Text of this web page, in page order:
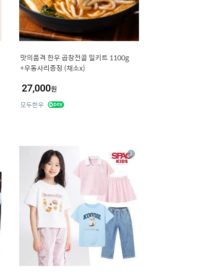
맛의품격 한우 곱창전골 밀키트 1100g
+우동사리증정 (채소x)
27,000원
모두한우
12
상